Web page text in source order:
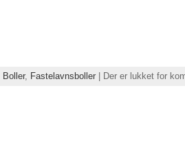
Boller, Fastelavnsboller| Der er lukket for